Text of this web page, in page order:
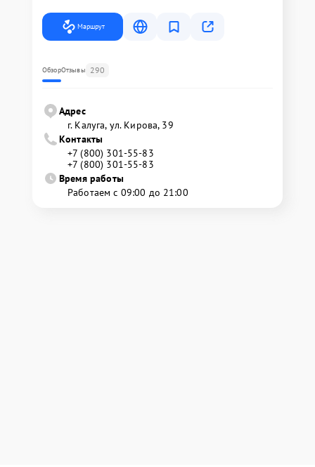
Маршрут
ОбзорОтзывы 290
Адрес
г. Калуга, ул. Кирова, 39
Контакты
+7 (800) 301-55-83
+7 (800) 301-55-83
Время работы
Работаем с 09:00 до 21:00